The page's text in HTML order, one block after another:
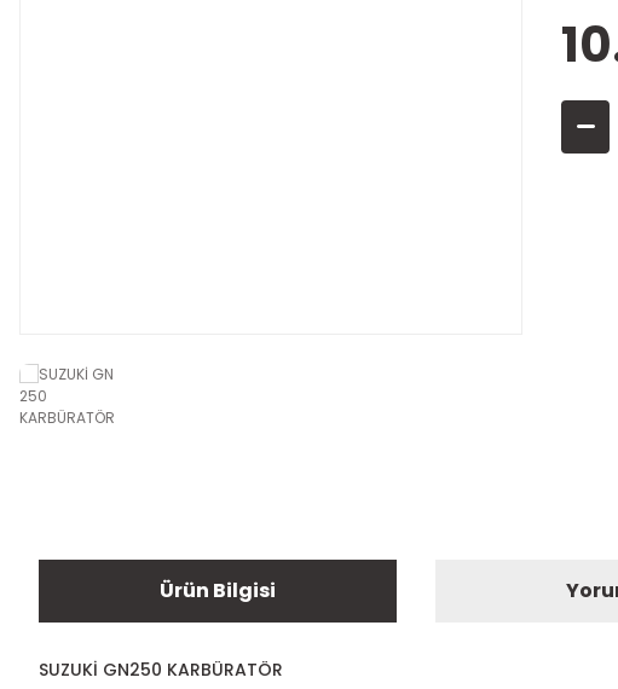
Ürün Bilgisi
SUZUKİ GN250 KARBÜRATÖR